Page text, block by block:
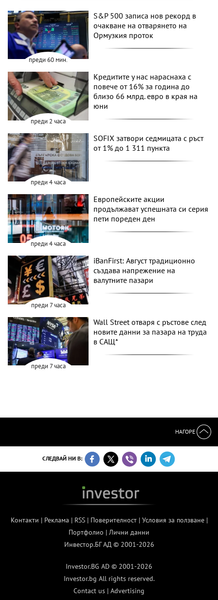
преди 60 мин.
S&P 500 записа нов рекорд в
очакване на отварянето на
Ормузкия проток
преди 2 часа
Кредитите у нас нараснаха с
повече от 16% за година до
близо 66 млрд. евро в края на
юни
преди 4 часа
SOFIX затвори седмицата с ръст
от 1% до 1 311 пункта
преди 4 часа
Европейските акции
продължават успешната си серия
пети пореден ден
преди 7 часа
iBanFirst: Август традиционно
създава напрежение на
валутните пазари
преди 7 часа
Wall Street отваря с ръстове след
новите данни за пазара на труда
в САЩ*
НАГОРЕ
СЛЕДВАЙ НИ В:
Контакти | Реклама | RSS| Поверителност| Условия за ползване|
Портфолио | Лични данни
Инвестор.БГ АД © 2001-2026
Investor.BG AD © 2001-2026
Investor.bg All rights reserved.
Contact us | Advertising